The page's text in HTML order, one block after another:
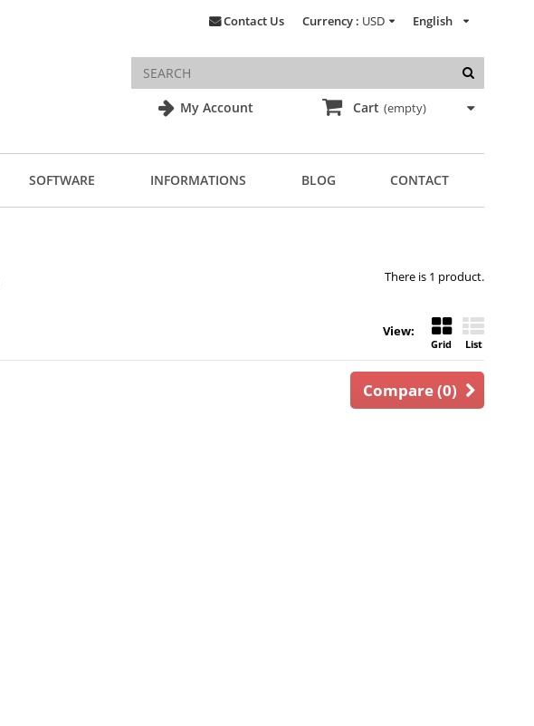
My Account
English
Currency : USD
Contact Us
Cart (empty)
SOFTWARE INFORMATIONS BLOG CONTACT
There is 1 product.
View:
Grid List
Compare (0)